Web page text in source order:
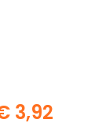
3,92